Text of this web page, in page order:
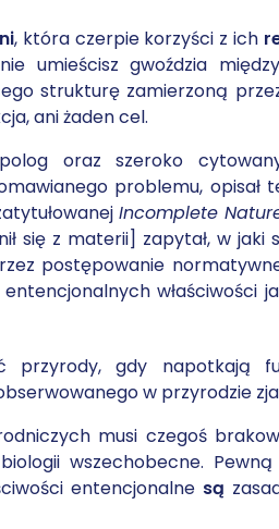
, która czerpie korzyści z ich
umieścisz gwoździa
strukturę zamierzoną
ani żaden cel.
oraz szeroko
problemu, opisał
Incomplete
się z materii] zapytał, w jaki
postępowanie
właściwości
przyrody, gdy napotkają
w przyrodzie
musi czegoś
wszechobecne. Pewną
entencjonalne są